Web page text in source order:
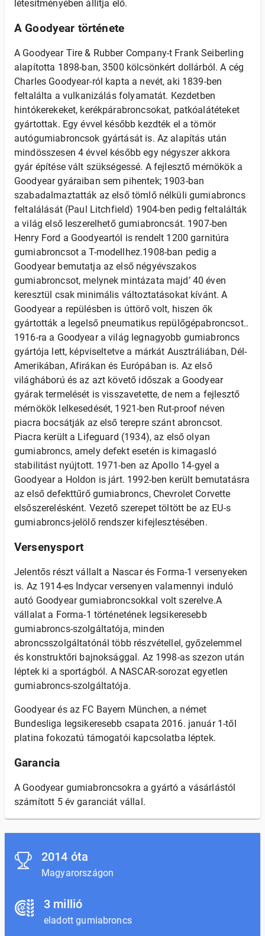
létesítményében állítja elő.
A Goodyear története
A Goodyear Tire & Rubber Company-t Frank Seiberling
alapította 1898-ban, 3500 kölcsönkért dollárból. A cég
Charles Goodyear-ról kapta a nevét, aki 1839-ben
feltalálta a vulkanizálás folyamatát. Kezdetben
hintókerekeket, kerékpárabroncsokat, patkóalátéteket
gyártottak. Egy évvel később kezdték el a tömör
autógumiabroncsok gyártását is. Az alapítás után
mindösszesen 4 évvel később egy négyszer akkora
gyár építése vált szükségessé. A fejlesztő mérnökök a
Goodyear gyáraiban sem pihentek; 1903-ban
szabadalmaztatták az első tömlő nélküli gumiabroncs
feltalálását (Paul Litchfield) 1904-ben pedig feltalálták
a világ első leszerelhető gumiabroncsát. 1907-ben
Henry Ford a Goodyeartól is rendelt 1200 garnitúra
gumiabroncsot a T-modellhez.1908-ban pedig a
Goodyear bemutatja az első négyévszakos
gumiabroncsot, melynek mintázata majd’ 40 éven
keresztül csak minimális változtatásokat kívánt. A
Goodyear a repülésben is úttörő volt, hiszen ők
gyártották a legelső pneumatikus repülőgépabroncsot..
1916-ra a Goodyear a világ legnagyobb gumiabroncs
gyártója lett, képviseltetve a márkát Ausztráliában, Dél-
Amerikában, Afirákan és Európában is. Az első
világháború és az azt követő időszak a Goodyear
gyárak termelését is visszavetette, de nem a fejlesztő
mérnökök lelkesedését, 1921-ben Rut-proof néven
piacra bocsátják az első terepre szánt abroncsot.
Piacra került a Lifeguard (1934), az első olyan
gumiabroncs, amely defekt esetén is kimagasló
stabilitást nyújtott. 1971-ben az Apollo 14-gyel a
Goodyear a Holdon is járt. 1992-ben került bemutatásra
az első defekttűrő gumiabroncs, Chevrolet Corvette
elsőszerelésként. Vezető szerepet töltött be az EU-s
gumiabroncs-jelölő rendszer kifejlesztésében.
Versenysport
Jelentős részt vállalt a Nascar és Forma-1 versenyeken
is. Az 1914-es Indycar versenyen valamennyi induló
autó Goodyear gumiabroncsokkal volt szerelve.A
vállalat a Forma-1 történetének legsikeresebb
gumiabroncs-szolgáltatója, minden
abroncsszolgáltatónál több részvétellel, győzelemmel
és konstruktőri bajnoksággal. Az 1998-as szezon után
léptek ki a sportágból. A NASCAR-sorozat egyetlen
gumiabroncs-szolgáltatója.
Goodyear és az FC Bayern München, a német
Bundesliga legsikeresebb csapata 2016. január 1-től
platina fokozatú támogatói kapcsolatba léptek.
Garancia
A Goodyear gumiabroncsokra a gyártó a vásárlástól
számított 5 év garanciát vállal.
2014 óta
Magyarországon
3 millió
eladott gumiabroncs